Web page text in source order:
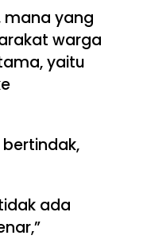
mana yang
warga
yaitu
ada